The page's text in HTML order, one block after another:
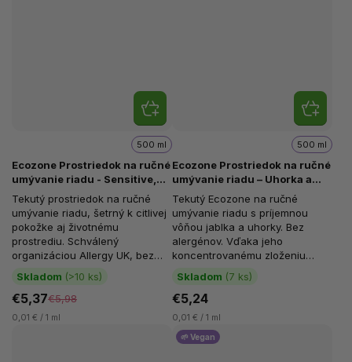
Ecozone Prostriedok na ručné
umývanie riadu - Sensitive,
500 ml
Skladom (>10 ks)
500 ml
€5,37€5,98
0,01 € / 1 ml
Tekutý prostriedok na ručné
umývanie riadu, šetrný k citlivej
pokožke aj životnému
prostrediu. Schválený
organizáciou Allergy UK, bez
parfumácie a farbív, zložený
zo 100 %...
Ecozone Prostriedok na ručné
umývanie riadu – Uhorka a
jablko, 500 ml
Skladom (7 ks)
500 ml
€5,24
0,01 € / 1 ml
Tekutý Ecozone na ručné
umývanie riadu s príjemnou
vôňou jablka a uhorky. Bez
alergénov. Vďaka jeho
koncentrovanému zloženiu
vytvára bohatú penu a rozpúšťa
mastnotu....
🌱 Vegan